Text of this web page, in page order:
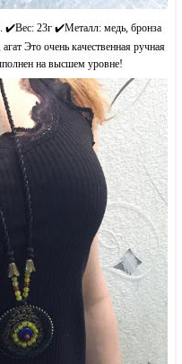
23г ✔️Металл: медь, бронза
Это очень качественная ручная
на высшем уровне!